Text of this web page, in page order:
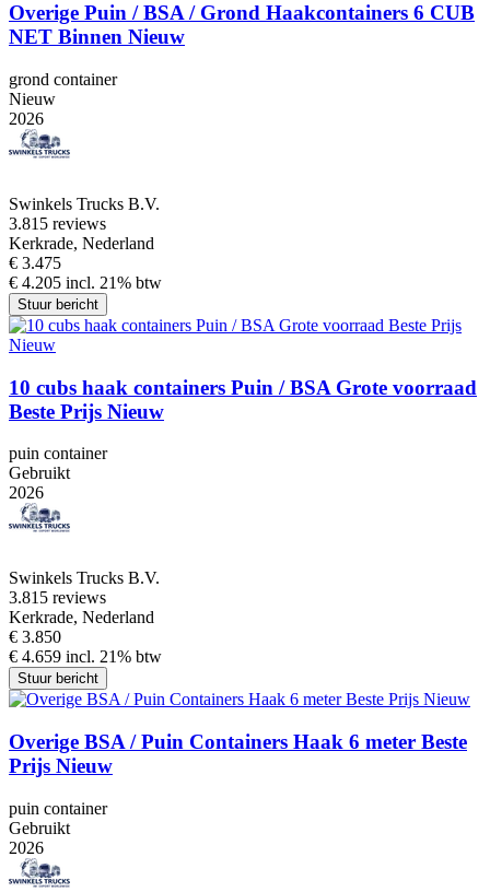
Overige Puin / BSA / Grond Haakcontainers 6 CUB
NET Binnen Nieuw
grond container
Nieuw
2026
Swinkels Trucks B.V.
3.815 reviews
Kerkrade, Nederland
€ 3.475
€ 4.205 incl. 21% btw
Stuur bericht
10 cubs haak containers Puin / BSA Grote voorraad
Beste Prijs Nieuw
puin container
Gebruikt
2026
Swinkels Trucks B.V.
3.815 reviews
Kerkrade, Nederland
€ 3.850
€ 4.659 incl. 21% btw
Stuur bericht
Overige BSA / Puin Containers Haak 6 meter Beste
Prijs Nieuw
puin container
Gebruikt
2026